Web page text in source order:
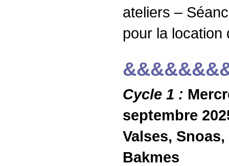
ateliers –
pour la location
Cycle 1 :
septembre
Valses,
Bakmes